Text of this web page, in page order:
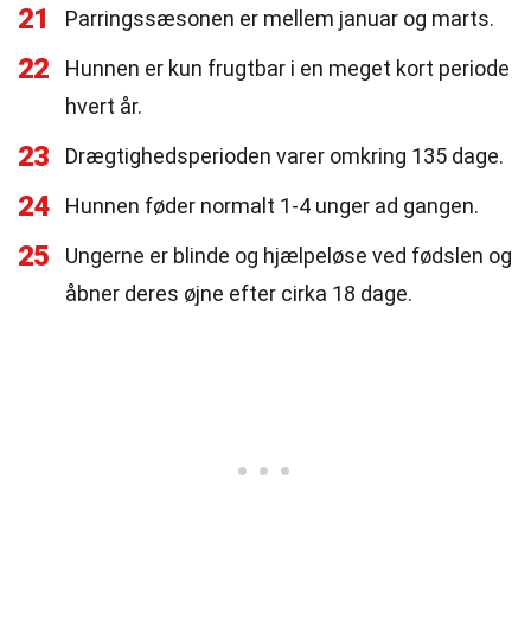
21 Parringssæsonen er mellem januar og marts.
22
Hunnen er kun frugtbar i en meget kort periode
hvert år.
23 Drægtighedsperioden varer omkring 135 dage.
24 Hunnen føder normalt 1-4 unger ad gangen.
25
Ungerne er blinde og hjælpeløse ved fødslen og
åbner deres øjne efter cirka 18 dage.